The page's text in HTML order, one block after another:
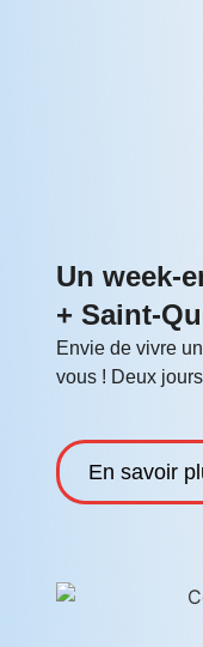
Un week-
+ Saint-
Envie de vivre
vous ! Deux
En savoir